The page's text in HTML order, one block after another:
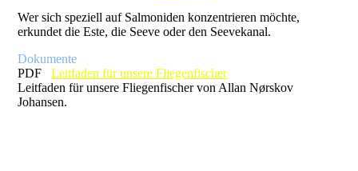
Wer sich speziell auf Salmoniden konzentrieren möchte,
erkundet die Este, die Seeve oder den Seevekanal.
Dokumente
PDFLeitfaden für unsere Fliegenfischer
Leitfaden für unsere Fliegenfischer von Allan Nørskov
Johansen.